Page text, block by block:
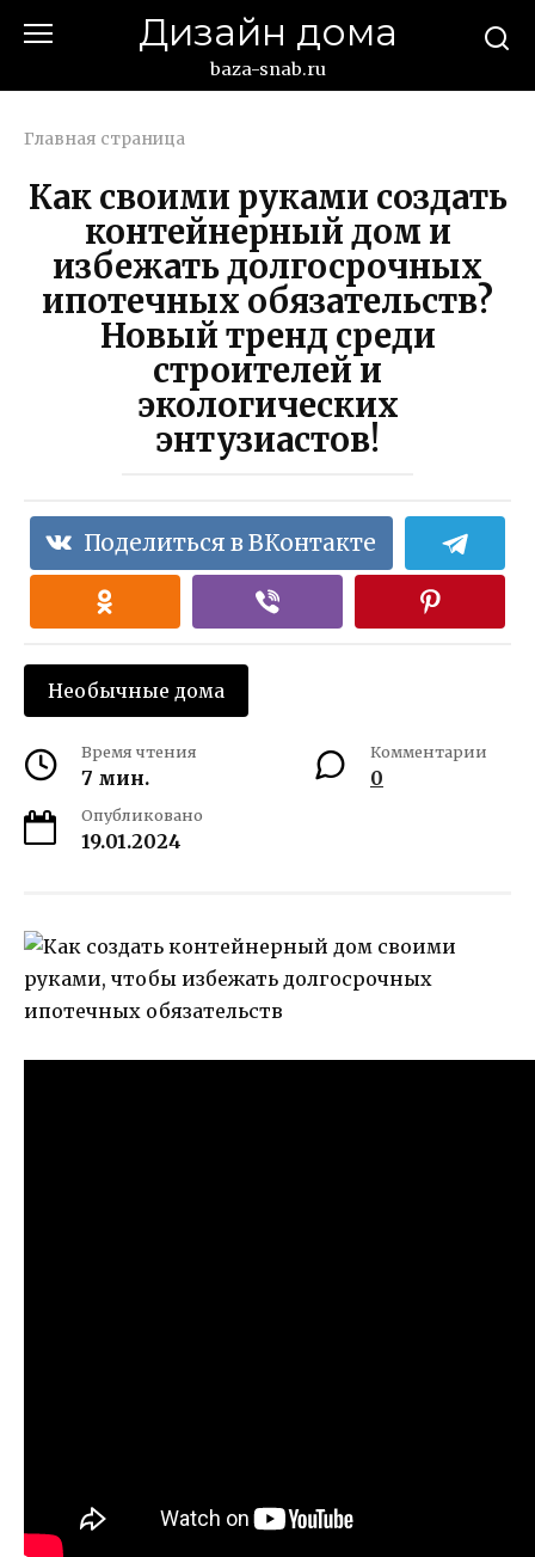
Дизайн дома
baza-snab.ru
Главная страница
Как своими руками создать
контейнерный дом и
избежать долгосрочных
ипотечных обязательств?
Новый тренд среди
строителей и
экологических
энтузиастов!
Поделиться в ВКонтакте
Необычные дома
Время чтения
7 мин.
Комментарии
0
Опубликовано
19.01.2024